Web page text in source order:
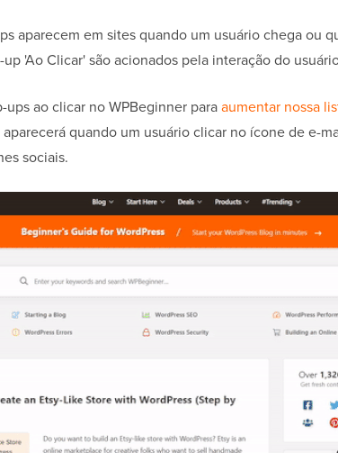
aparecem em sites quando um usuário chega ou
'Ao Clicar' são acionados pela interação do
ups ao clicar no WPBeginner paraaumentar nossa
quando um usuário clicar no ícone de e-
sociais.